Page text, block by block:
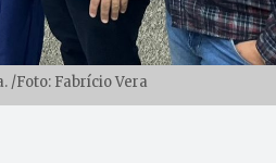
/Foto: Fabrício Vera